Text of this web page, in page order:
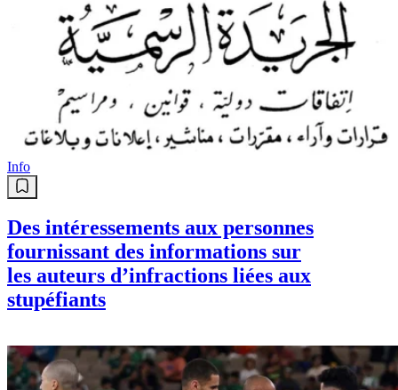
Info
Des intéressements aux personnes
fournissant des informations sur
les auteurs d’infractions liées aux
stupéfiants